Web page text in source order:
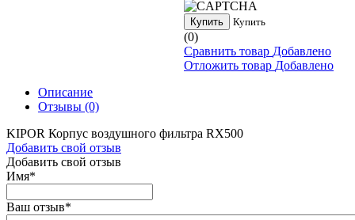
Купить Купить
(0)
Сравнить товар Добавлено
Отложить товар Добавлено
Описание
Отзывы (0)
KIPOR Корпус воздушного фильтра RX500
Добавить свой отзыв
Добавить свой отзыв
Имя*
Ваш отзыв*